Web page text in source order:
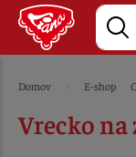
Domov E-shop
Vrecko na